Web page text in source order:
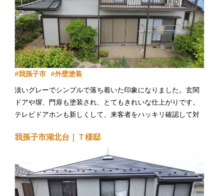
我孫子市 外壁塗装
淡いグレーでシンプルで落ち着いた印象になりました。玄関
ドアや塀、門扉も塗装され、とてもきれいな仕上がりです。
テレビドアホンも新しくして、来客者をハッキリ確認して対
アフターフォローも責任を持ってご対応いたします。万が一
お気付きの点等ございましたら何なりとお申し付け下さい！
今後とも何卒よろしくお願い申し上げます。
我孫子市湖北台｜Ｔ様邸